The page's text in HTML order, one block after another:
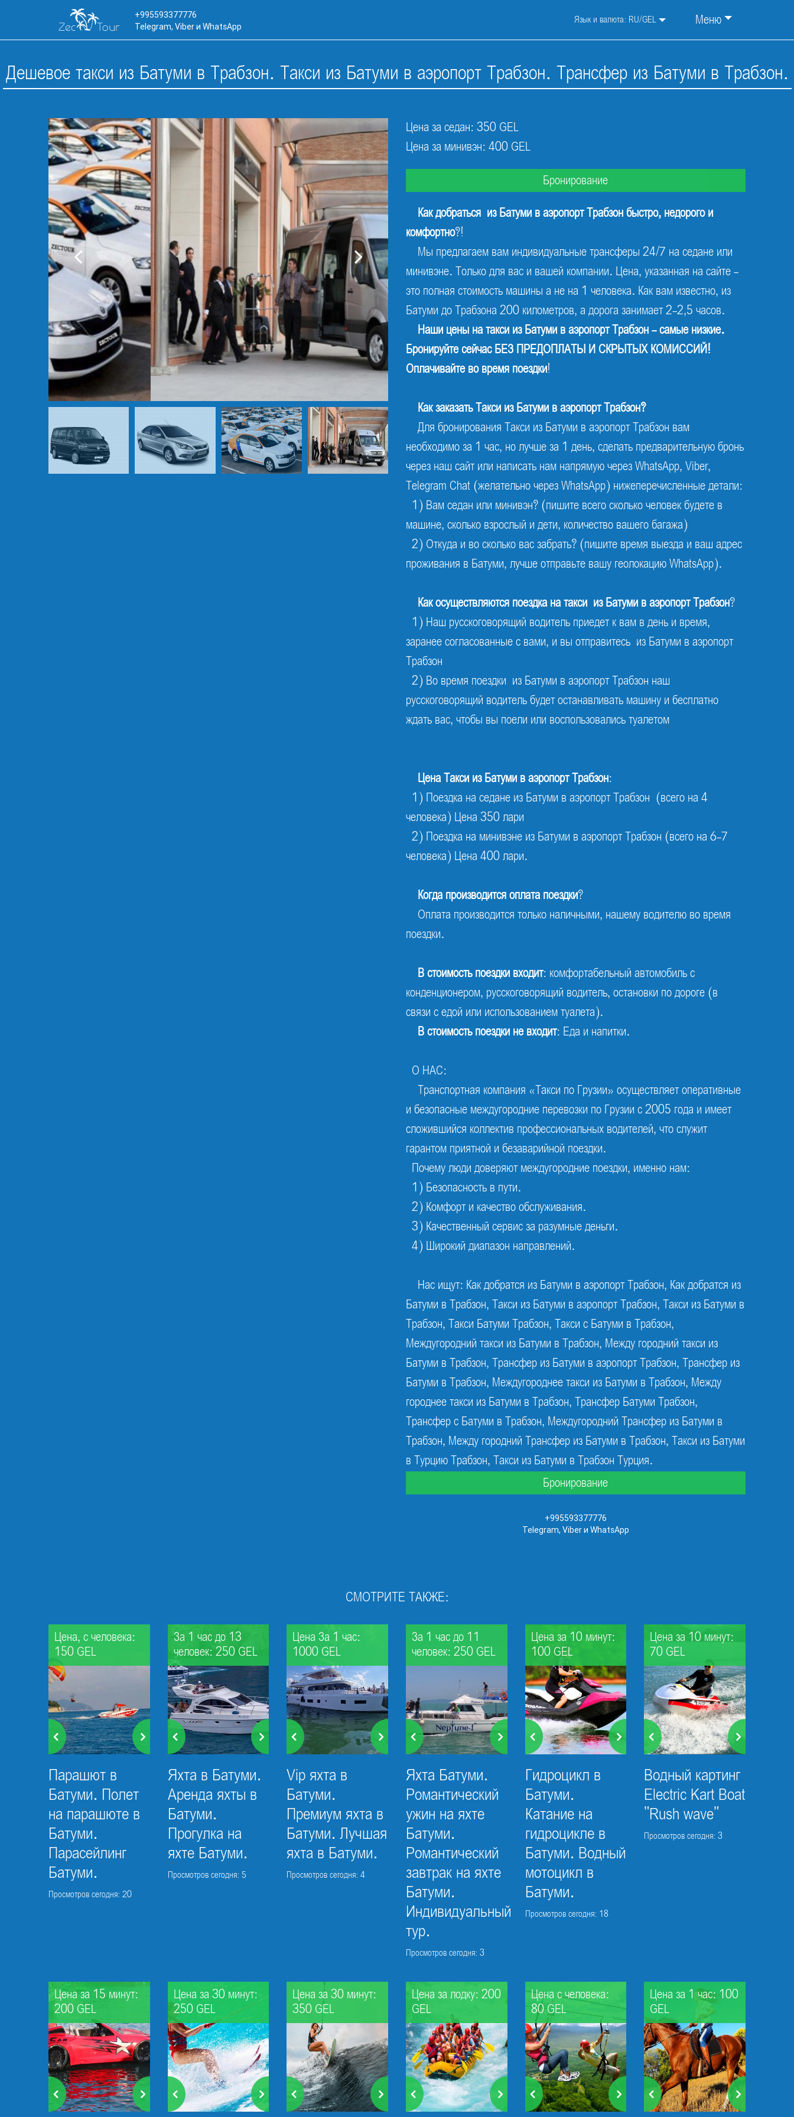
Меню
Язык и валюта: RU/GEL
+995593377776
Telegram, Viber и WhatsApp
Дешевое такси из Батуми в Трабзон. Такси из Батуми в аэропорт Трабзон. Трансфер из Батуми в Трабзон.
Цена за седан: 350 GEL
Цена за минивэн: 400 GEL
Бронирование
Как добраться из Батуми в аэропорт Трабзон быстро, недорого и
комфортно?!
Мы предлагаем вам индивидуальные трансферы 24/7 на седане или
минивэне. Только для вас и вашей компании. Цена, указанная на сайте -
это полная стоимость машины а не на 1 человека. Как вам известно, из
Батуми до Трабзона 200 километров, а дорога занимает 2-2,5 часов.
Наши цены на такси из Батуми в аэропорт Трабзон - самые низкие.
Бронируйте сейчас БЕЗ ПРЕДОПЛАТЫ И СКРЫТЫХ КОМИССИЙ!
Оплачивайте во время поездки!
Как заказать Такси из Батуми в аэропорт Трабзон?
Для бронирования Такси из Батуми в аэропорт Трабзон вам
необходимо за 1 час, но лучше за 1 день, сделать предварительную бронь
через наш сайт или написать нам напрямую через WhatsApp, Viber,
Telegram Chat (желательно через WhatsApp) нижеперечисленные детали:
1) Вам седан или минивэн? (пишите всего сколько человек будете в
машине, сколько взрослый и дети, количество вашего багажа)
2) Откуда и во сколько вас забрать? (пишите время выезда и ваш адрес
проживания в Батуми, лучше отправьте вашу геолокацию WhatsApp).
Как осуществляются поездка на такси из Батуми в аэропорт Трабзон?
1) Наш русскоговорящий водитель приедет к вам в день и время,
заранее согласованные с вами, и вы отправитесь из Батуми в аэропорт
Трабзон
2) Во время поездки из Батуми в аэропорт Трабзон наш
русскоговорящий водитель будет останавливать машину и бесплатно
ждать вас, чтобы вы поели или воспользовались туалетом
Цена Такси из Батуми в аэропорт Трабзон:
1) Поездка на седане из Батуми в аэропорт Трабзон (всего на 4
человека) Цена 350 лари
2) Поездка на минивэне из Батуми в аэропорт Трабзон (всего на 6-7
человека) Цена 400 лари.
Когда производится оплата поездки?
Оплата производится только наличными, нашему водителю во время
поездки.
В стоимость поездки входит: комфортабельный автомобиль с
конденционером, русскоговорящий водитель, остановки по дороге (в
связи с едой или использованием туалета).
В стоимость поездки не входит: Еда и напитки.
О НАС:
Транспортная компания «Такси по Грузии» осуществляет оперативные
и безопасные междугородние перевозки по Грузии с 2005 года и имеет
сложившийся коллектив профессиональных водителей, что служит
гарантом приятной и безаварийной поездки.
Почему люди доверяют междугородние поездки, именно нам:
1) Безопасность в пути.
2) Комфорт и качество обслуживания.
3) Качественный сервис за разумные деньги.
4) Широкий диапазон направлений.
Нас ищут: Как добратся из Батуми в аэропорт Трабзон, Как добратся из
Батуми в Трабзон, Такси из Батуми в аэропорт Трабзон, Такси из Батуми в
Трабзон, Такси Батуми Трабзон, Такси с Батуми в Трабзон,
Междугородний такси из Батуми в Трабзон, Между городний такси из
Батуми в Трабзон, Трансфер из Батуми в аэропорт Трабзон, Трансфер из
Батуми в Трабзон, Междугороднее такси из Батуми в Трабзон, Между
городнее такси из Батуми в Трабзон, Трансфер Батуми Трабзон,
Трансфер с Батуми в Трабзон, Междугородний Трансфер из Батуми в
Трабзон, Между городний Трансфер из Батуми в Трабзон, Такси из Батуми
в Турцию Трабзон, Такси из Батуми в Трабзон Турция.
Бронирование
+995593377776
Telegram, Viber и WhatsApp
СМОТРИТЕ ТАКЖЕ:
Цена, с человека:
150 GEL
Парашют в
Батуми. Полет
на парашюте в
Батуми.
Парасейлинг
Батуми.
Просмотров сегодня: 20
За 1 час до 13
человек: 250 GEL
Яхта в Батуми.
Аренда яхты в
Батуми.
Прогулка на
яхте Батуми.
Просмотров сегодня: 5
Цена За 1 час:
1000 GEL
Vip яхта в
Батуми.
Премиум яхта в
Батуми. Лучшая
яхта в Батуми.
Просмотров сегодня: 4
За 1 час до 11
человек: 250 GEL
Яхта Батуми.
Романтический
ужин на яхте
Батуми.
Романтический
завтрак на яхте
Батуми.
Индивидуальный
тур.
Просмотров сегодня: 3
Цена за 10 минут:
100 GEL
Гидроцикл в
Батуми.
Катание на
гидроцикле в
Батуми. Водный
мотоцикл в
Батуми.
Просмотров сегодня: 18
Цена за 10 минут:
70 GEL
Водный картинг
Electric Kart Boat
"Rush wave"
Просмотров сегодня: 3
Цена за 15 минут:
200 GEL
Цена за 30 минут:
250 GEL
Цена за 30 минут:
350 GEL
Цена за лодку: 200
GEL
Цена с человека:
80 GEL
Цена за 1 час: 100
GEL